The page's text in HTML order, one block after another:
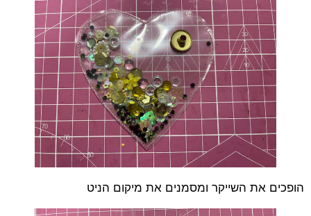
הופכים את השייקר ומסמנים את מיקום הניט